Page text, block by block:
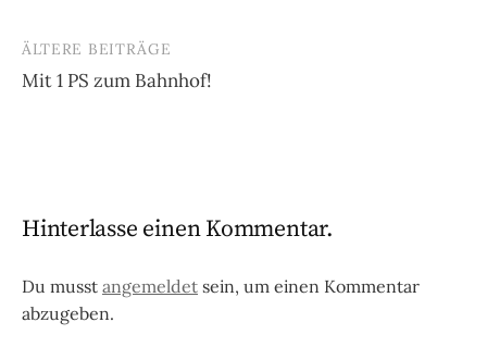
Beitragsnavigation
ÄLTERE BEITRÄGE
Mit 1 PS zum Bahnhof!
Hinterlasse einen Kommentar.
Du musst angemeldet sein, um einen Kommentar
abzugeben.